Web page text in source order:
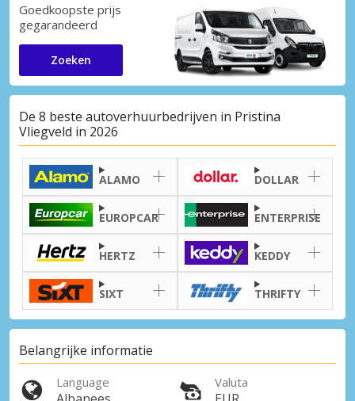
Goedkoopste prijs
gegarandeerd
Zoeken
De 8 beste autoverhuurbedrijven in Pristina
Vliegveld in 2026
ALAMO DOLLAR
EUROPCAR ENTERPRISE
HERTZ KEDDY
SIXT THRIFTY
Belangrijke informatie
Language Valuta